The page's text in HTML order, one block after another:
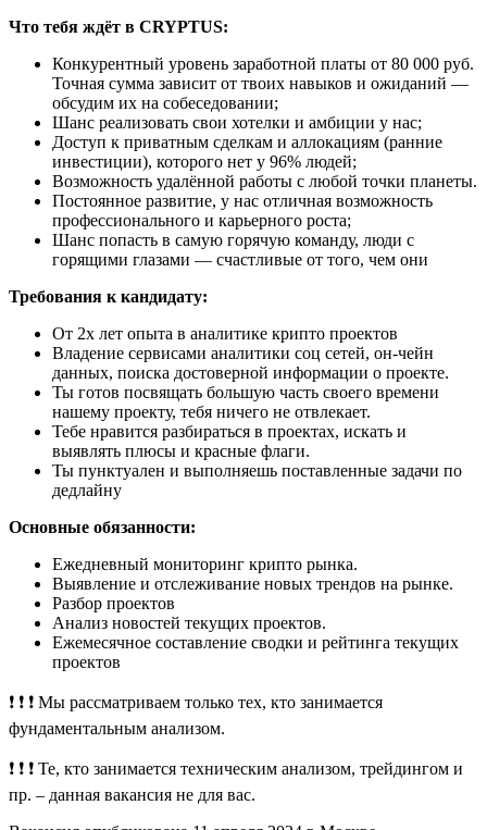
Что тебя ждёт в CRYPTUS:
Конкурентный уровень заработной платы от 80 000 руб.
Точная сумма зависит от твоих навыков и ожиданий —
обсудим их на собеседовании;
Шанс реализовать свои хотелки и амбиции у нас;
Доступ к приватным сделкам и аллокациям (ранние
инвестиции), которого нет у 96% людей;
Возможность удалённой работы с любой точки планеты.
Постоянное развитие, у нас отличная возможность
профессионального и карьерного роста;
Шанс попасть в самую горячую команду, люди с
горящими глазами — счастливые от того, чем они
Требования к кандидату:
От 2х лет опыта в аналитике крипто проектов
Владение сервисами аналитики соц сетей, он-чейн
данных, поиска достоверной информации о проекте.
Ты готов посвящать большую часть своего времени
нашему проекту, тебя ничего не отвлекает.
Тебе нравится разбираться в проектах, искать и
выявлять плюсы и красные флаги.
Ты пунктуален и выполняешь поставленные задачи по
дедлайну
Основные обязанности:
Ежедневный мониторинг крипто рынка.
Выявление и отслеживание новых трендов на рынке.
Разбор проектов
Анализ новостей текущих проектов.
Ежемесячное составление сводки и рейтинга текущих
проектов
❗️ ❗️ ❗️ Мы рассматриваем только тех, кто занимается
фундаментальным анализом.
❗️ ❗️ ❗️ Те, кто занимается техническим анализом, трейдингом и
пр. – данная вакансия не для вас.